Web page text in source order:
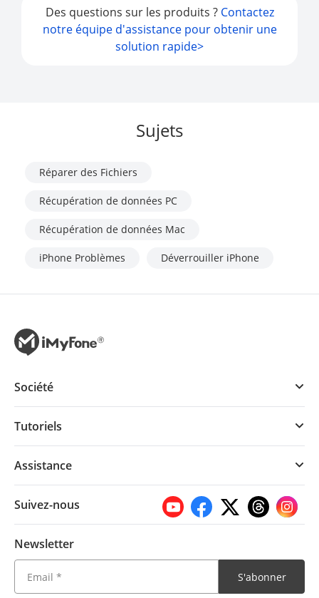
Des questions sur les produits ? Contactez
notre équipe d'assistance pour obtenir une
solution rapide>
Sujets
Réparer des Fichiers
Récupération de données PC
Récupération de données Mac
iPhone Problèmes Déverrouiller iPhone
Société
Tutoriels
Assistance
Suivez-nous
Newsletter
S'abonner